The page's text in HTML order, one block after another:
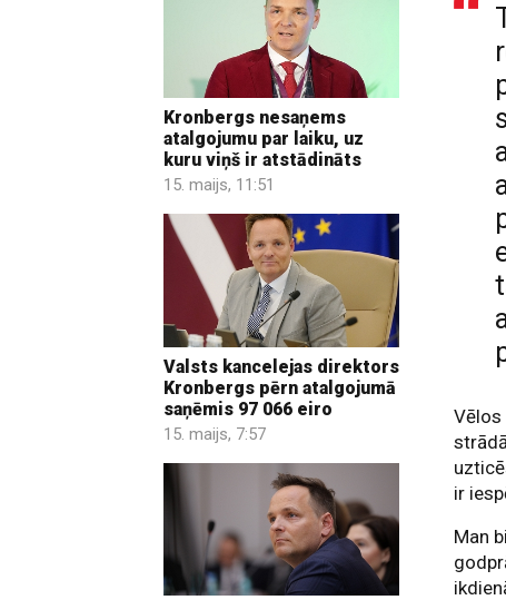
Kronbergs nesaņems
atalgojumu par laiku, uz
kuru viņš ir atstādināts
15. maijs, 11:51
Valsts kancelejas direktors
Kronbergs pērn atalgojumā
saņēmis 97 066 eiro
15. maijs, 7:57
Vēlos
ir
Man